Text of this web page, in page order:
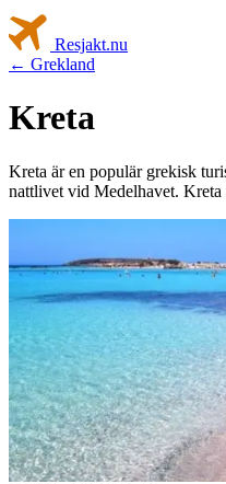
Resjakt.nu
← Grekland
Kreta
Kreta är en populär grekisk
nattlivet vid Medelhavet. Kreta